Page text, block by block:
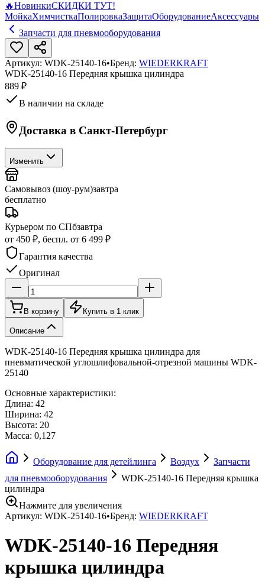
🔥НовинкиСКИДКИ ТУТ!
МойкаХимчисткаПолировкаЗащитаОборудованиеАксессуары
Запчасти для пневмооборудования
Артикул: WDK-25140-16•Бренд: WIEDERKRAFT
WDK-25140-16 Передняя крышка цилиндра
889 ₽
В наличии на складе
Доставка в Санкт-Петербург
Изменить
Самовывоз (шоу-рум)завтра
бесплатно
Курьером по СПбзавтра
от 450 ₽, беспл. от 6 499 ₽
Гарантия качества
Оригинал
В корзину Купить в 1 клик
Описание
WDK-25140-16 Передняя крышка цилиндра для
пневматической углошлифовальной-отрезной машины WDK-
25140
Основные характеристики:
Длина: 42
Ширина: 42
Высота: 20
Масса: 0,127
Оборудование для детейлинга Воздух
Запчасти
для пневмооборудования
WDK-25140-16 Передняя крышка
цилиндра
Нажмите для увеличения
Артикул: WDK-25140-16•Бренд: WIEDERKRAFT
WDK-25140-16 Передняя
крышка цилиндра